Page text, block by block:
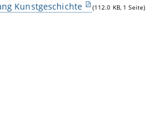
Kunstgeschichte (112.0 KB, 1 Seite)